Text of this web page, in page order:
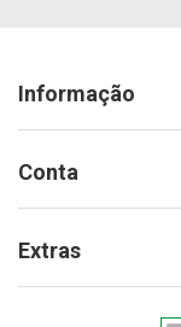
Informação
Conta
Extras